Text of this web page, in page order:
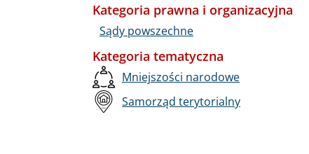
Kategoria prawna i organizacyjna
Sądy powszechne
Kategoria tematyczna
Mniejszości narodowe
Samorząd terytorialny